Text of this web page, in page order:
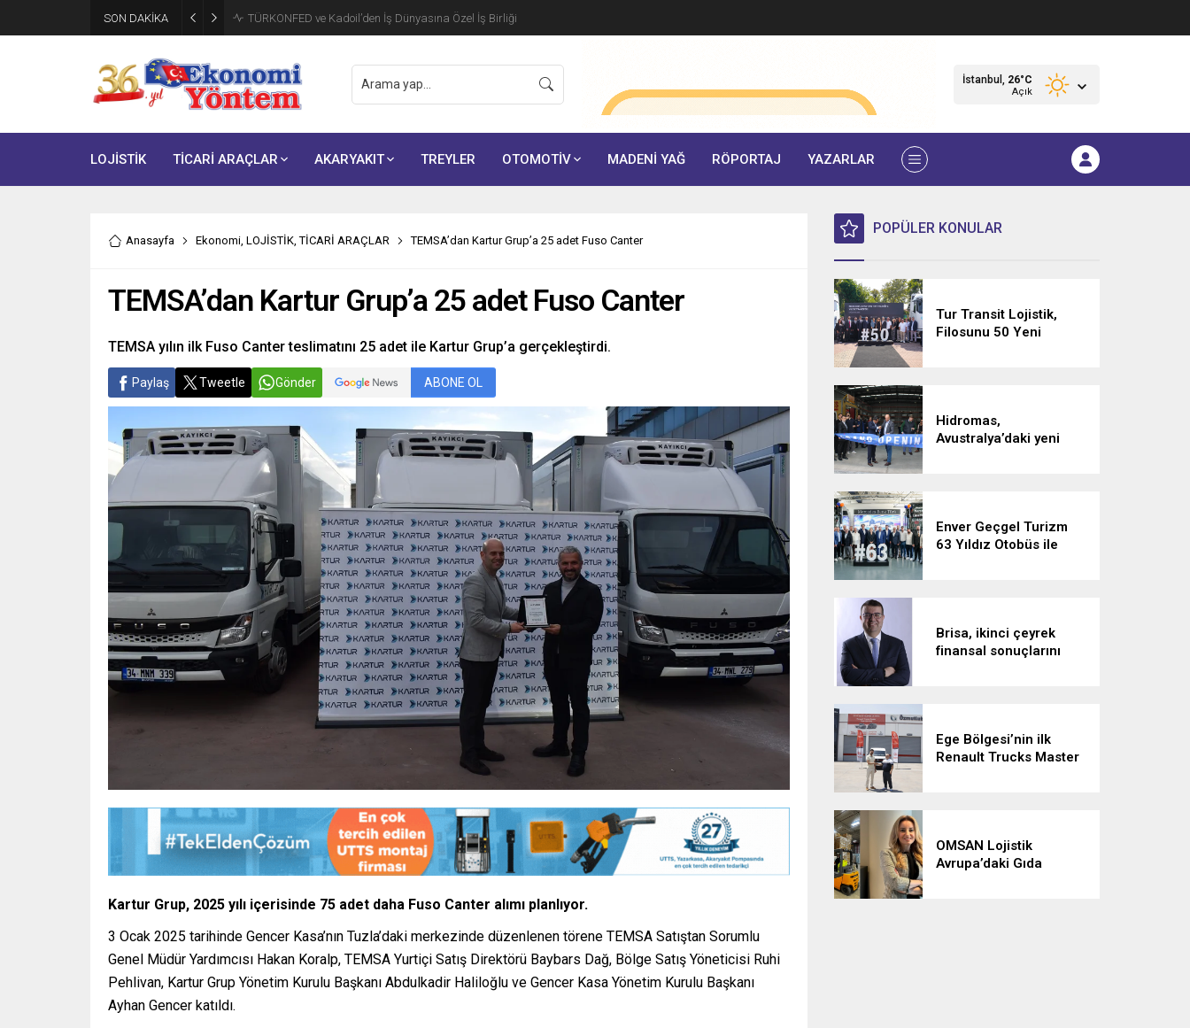
SON DAKİKA TÜRKONFED ve Kadoil’den İş Dünyasına Özel İş Birliği
İstanbul, 26°C
Açık
LOJİSTİK TİCARİ ARAÇLAR AKARYAKIT TREYLER OTOMOTİV MADENİ YAĞ RÖPORTAJ YAZARLAR
Anasayfa Ekonomi, LOJİSTİK,TİCARİ ARAÇLAR TEMSA’dan Kartur Grup’a 25 adet Fuso Canter
TEMSA’dan Kartur Grup’a 25 adet Fuso Canter
TEMSA yılın ilk Fuso Canter teslimatını 25 adet ile Kartur Grup’a gerçekleştirdi.
Paylaş Tweetle Gönder ABONE OL
Kartur Grup, 2025 yılı içerisinde 75 adet daha Fuso Canter alımı planlıyor.
3 Ocak 2025 tarihinde Gencer Kasa’nın Tuzla’daki merkezinde düzenlenen törene TEMSA Satıştan Sorumlu
Genel Müdür Yardımcısı Hakan Koralp, TEMSA Yurtiçi Satış Direktörü Baybars Dağ, Bölge Satış Yöneticisi Ruhi
Pehlivan, Kartur Grup Yönetim Kurulu Başkanı Abdulkadir Haliloğlu ve Gencer Kasa Yönetim Kurulu Başkanı
Ayhan Gencer katıldı.
POPÜLER KONULAR
Tur Transit Lojistik,
Filosunu 50 Yeni
Hidromas,
Avustralya’daki yeni
Enver Geçgel Turizm
63 Yıldız Otobüs ile
Brisa, ikinci çeyrek
finansal sonuçlarını
Ege Bölgesi’nin ilk
Renault Trucks Master
OMSAN Lojistik
Avrupa’daki Gıda